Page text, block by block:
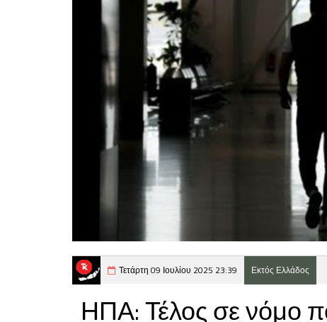
Τετάρτη 09 Ιουλίου 2025 23:39 Εκτός Ελλάδος
ΗΠΑ: Τέλος σε νόμο